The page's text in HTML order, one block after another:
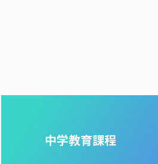
中学教育課程